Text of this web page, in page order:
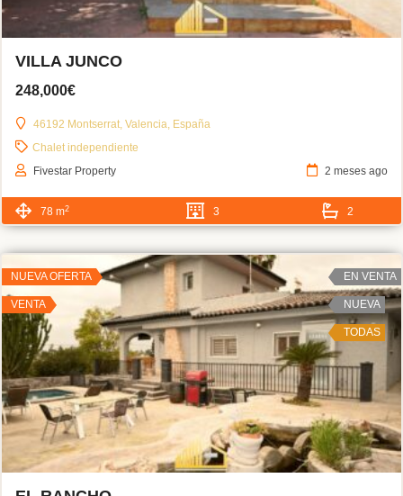
VILLA JUNCO
248,000€
46192 Montserrat, Valencia, España
Chalet independiente
Fivestar Property
2 meses ago
78 m2 3 2
NUEVA OFERTA
VENTA
EN VENTA
NUEVA
TODAS